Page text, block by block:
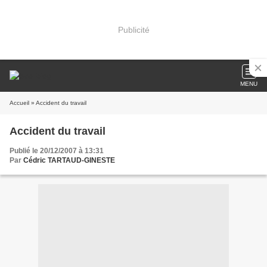
Publicité
MENU
Accueil » Accident du travail
Accident du travail
Publié le 20/12/2007 à 13:31
Par Cédric TARTAUD-GINESTE